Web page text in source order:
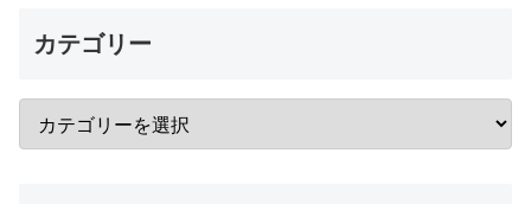
カテゴリー